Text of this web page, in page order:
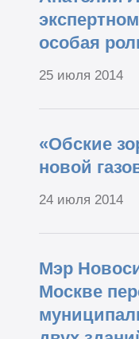
особая
25 июля 2014
«Обские
новой
24 июля 2014
Мэр
Москве